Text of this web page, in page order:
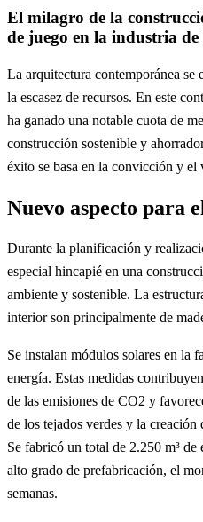
El milagro de la
de juego en la industria
La arquitectura contemporánea se
la escasez de recursos. En este
ha ganado una notable cuota de
construcción sostenible y
éxito se basa en la convicción y el
Nuevo aspecto para
Durante la planificación y
especial hincapié en una
ambiente y sostenible. La
interior son principalmente de
Se instalan módulos solares en la
energía. Estas medidas
de las emisiones de CO2 y
de los tejados verdes y la
Se fabricó un total de 2.250 m³ de
alto grado de prefabricación, el
semanas.